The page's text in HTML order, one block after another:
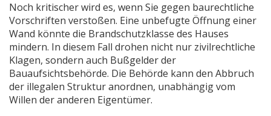
Noch kritischer wird es, wenn Sie gegen baurechtliche
Vorschriften verstoßen. Eine unbefugte Öffnung einer
Wand könnte die Brandschutzklasse des Hauses
mindern. In diesem Fall drohen nicht nur zivilrechtliche
Klagen, sondern auch Bußgelder der
Bauaufsichtsbehörde. Die Behörde kann den Abbruch
der illegalen Struktur anordnen, unabhängig vom
Willen der anderen Eigentümer.